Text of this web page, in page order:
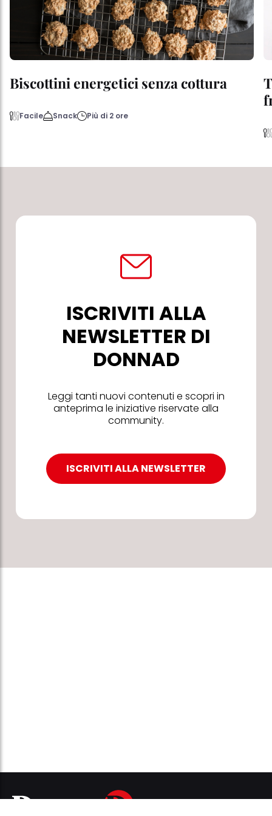
Biscottini energetici senza cottura
Facile Snack Più di 2 ore
ISCRIVITI ALLA
NEWSLETTER DI
DONNAD
Leggi tanti nuovi contenuti e scopri in
anteprima le iniziative riservate alla
community.
ISCRIVITI ALLA NEWSLETTER